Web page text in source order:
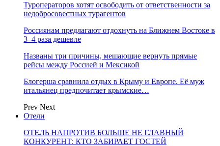
Туроператоров хотят освободить от ответственности за
недобросовестных турагентов
Россиянам предлагают отдохнуть на Ближнем Востоке в
3–4 раза дешевле
Названы три причины, мешающие вернуть прямые
рейсы между Россией и Мексикой
Блогерша сравнила отдых в Крыму и Европе. Её муж
итальянец предпочитает крымские…
Prev Next
Отели
ОТЕЛЬ НАПРОТИВ БОЛЬШЕ НЕ ГЛАВНЫЙ
КОНКУРЕНТ: КТО ЗАБИРАЕТ ГОСТЕЙ